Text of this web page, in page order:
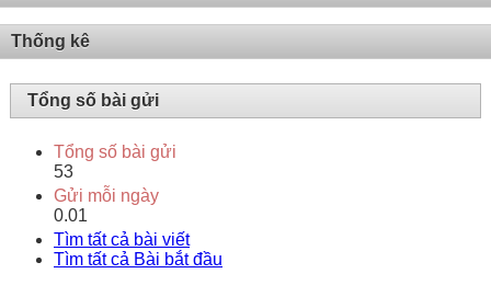
Thống kê
Tổng số bài gửi
Tổng số bài gửi
53
Gửi mỗi ngày
0.01
Tìm tất cả bài viết
Tìm tất cả Bài bắt đầu